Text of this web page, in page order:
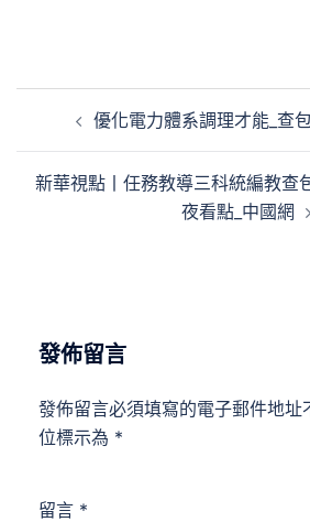
覽
優化電力體系調理才能_查
新華視點丨任務教導三科統編教查
夜看點_中國網
發佈留言
發佈留言必須填寫的電子郵件地址
位標示為 *
留言 *